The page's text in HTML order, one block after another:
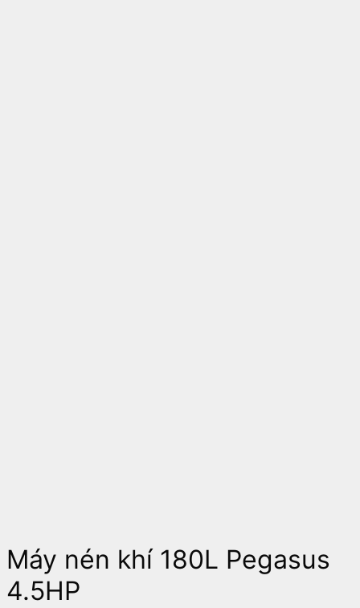
Máy nén khí 180L Pegasus
4.5HP